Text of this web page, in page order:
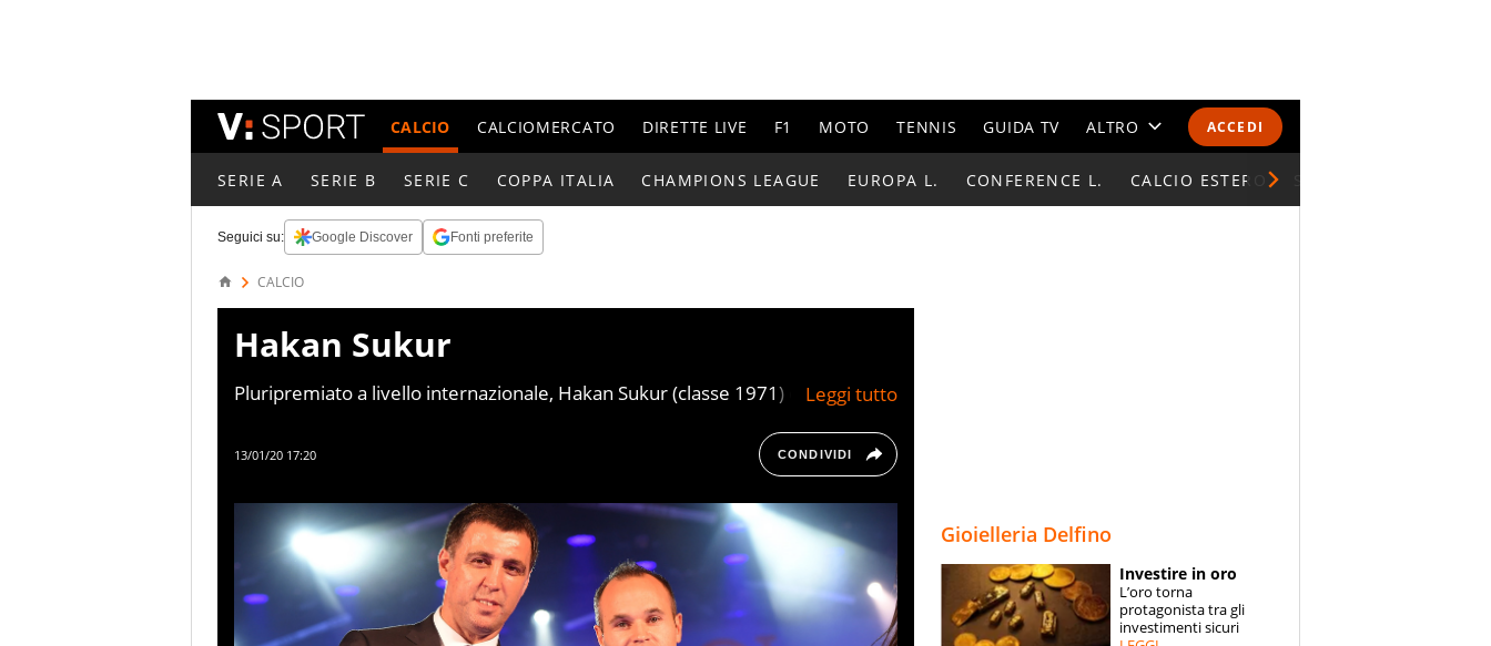
ACCEDI
CALCIO CALCIOMERCATO DIRETTE LIVE F1 MOTO TENNIS GUIDA TV ALTRO
CALENDARI E CLASSIFICHE
ESPERTI
SERIE A SERIE B SERIE C COPPA ITALIA CHAMPIONS LEAGUE EUROPA L. CONFERENCE L. CALCIO ESTERO
Seguici su: Google Discover Fonti preferite
CALCIO
Hakan Sukur
Pluripremiato a livello internazionale, Hakan Sukur (classe 1971) è ancora
13/01/20 17:20 CONDIVIDI
Gioielleria Delfino
Investire in oro
L’oro torna
protagonista tra gli
investimenti sicuri